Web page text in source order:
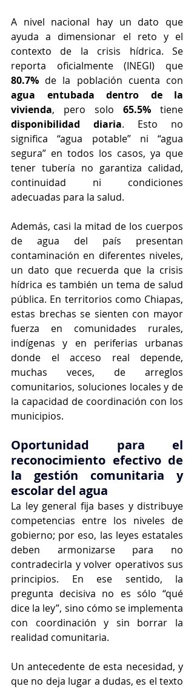
A nivel nacional hay un dato que
ayuda a dimensionar el reto y el
contexto de la crisis hídrica. Se
80.7%
agua entubada dentro de la
vivienda, pero solo 65.5%
disponibilidad diaria. Esto no
significa “agua potable” ni “agua
segura” en todos los casos, ya que
tener tubería no garantiza calidad,
continuidad ni condiciones
adecuadas para la salud.
Además, casi la mitad de los cuerpos
de agua del país presentan
contaminación en diferentes niveles,
un dato que recuerda que la crisis
hídrica es también un tema de salud
pública. En territorios como Chiapas,
estas brechas se sienten con mayor
fuerza en comunidades rurales,
indígenas y en periferias urbanas
donde el acceso real depende,
muchas veces, de arreglos
comunitarios, soluciones locales y de
la capacidad de coordinación con los
municipios.
Oportunidad para el
reconocimiento efectivo de
la gestión comunitaria y
escolar del agua
La ley general fija bases y distribuye
competencias entre los niveles de
gobierno; por eso, las leyes estatales
deben armonizarse para no
contradecirla y volver operativos sus
principios. En ese sentido, la
pregunta decisiva no es sólo “qué
dice la ley”, sino cómo se implementa
con coordinación y sin borrar la
realidad comunitaria.
Un antecedente de esta necesidad, y
que no deja lugar a dudas, es el texto